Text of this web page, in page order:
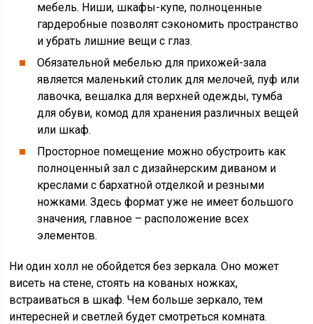
мебель. Ниши, шкафы-купе, полноценные
гардеробные позволят сэкономить пространство
и убрать лишние вещи с глаз.
Обязательной мебелью для прихожей-зала
является маленький столик для мелочей, пуф или
лавочка, вешалка для верхней одежды, тумба
для обуви, комод для хранения различных вещей
или шкаф.
Просторное помещение можно обустроить как
полноценный зал с дизайнерским диваном и
креслами с бархатной отделкой и резными
ножками. Здесь формат уже не имеет большого
значения, главное – расположение всех
элементов.
Ни один холл не обойдется без зеркала. Оно может
висеть на стене, стоять на кованых ножках,
встраиваться в шкаф. Чем больше зеркало, тем
интересней и светлей будет смотреться комната.